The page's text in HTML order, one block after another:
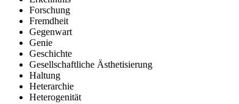
Forschung
Fremdheit
Gegenwart
Genie
Geschichte
Gesellschaftliche Ästhetisierung
Haltung
Heterarchie
Heterogenität